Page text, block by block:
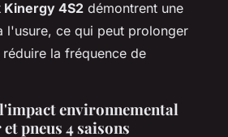
Kinergy 4S2 démontrent une
l'usure, ce qui peut prolonger
la fréquence de
environnemental
pneus 4 saisons